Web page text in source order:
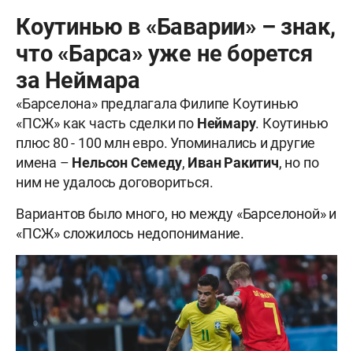
Коутинью в «Баварии» – знак,
что «Барса» уже не борется
за Неймара
«Барселона» предлагала Филипе Коутинью
«ПСЖ» как часть сделки по Неймару. Коутинью
плюс 80 - 100 млн евро. Упоминались и другие
имена – НельсонСемеду, ИванРакитич, но по
ним не удалось договориться.
Вариантов было много, но между «Барселоной» и
«ПСЖ» сложилось недопонимание.